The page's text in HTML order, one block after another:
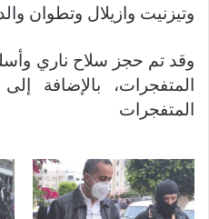
وتيزنيت وازيلال وتطوان
وقد تم حجز سلاح ناري
المتفجرات، بالإضافة
المتفجرات